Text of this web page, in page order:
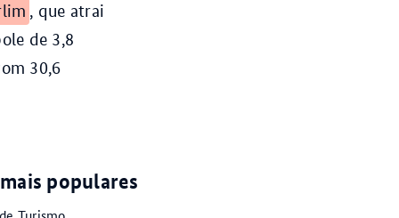
, que atrai
de 3,8
30,6
populares